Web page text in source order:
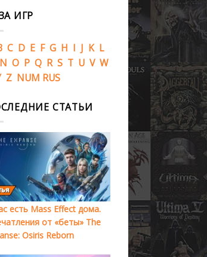
ИГР
C D E F G H I J K L
N O P Q R S T U V W
Z NUM RUS
СТАТЬИ
есть Mass Effect дома.
от «беты» The
Osiris Reborn